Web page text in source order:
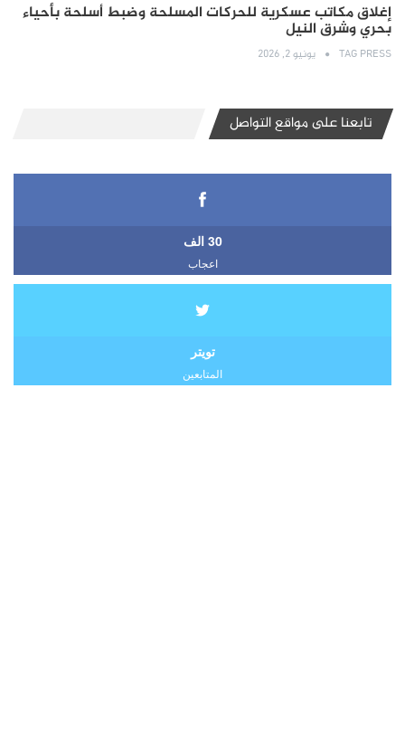
إغلاق مكاتب عسكرية للحركات المسلحة وضبط أسلحة بأحياء
بحري وشرق النيل
TAG PRESS يونيو 2, 2026
تابعنا على مواقع التواصل
30 الف
اعجاب
تويتر
المتابعين